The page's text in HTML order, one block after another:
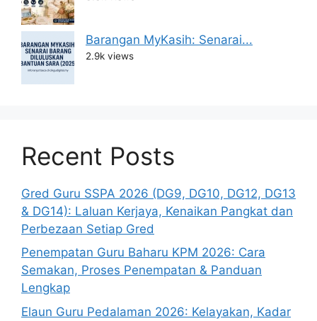
Barangan MyKasih: Senarai...
2.9k views
Recent Posts
Gred Guru SSPA 2026 (DG9, DG10, DG12, DG13
& DG14): Laluan Kerjaya, Kenaikan Pangkat dan
Perbezaan Setiap Gred
Penempatan Guru Baharu KPM 2026: Cara
Semakan, Proses Penempatan & Panduan
Lengkap
Elaun Guru Pedalaman 2026: Kelayakan, Kadar